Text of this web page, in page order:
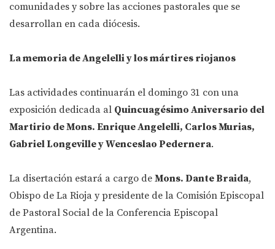
comunidades y sobre las acciones pastorales que se
desarrollan en cada diócesis.
La memoria de Angelelli y los mártires riojanos
Las actividades continuarán el domingo 31 con una
exposición dedicada al Quincuagésimo Aniversario del
Martirio de Mons. Enrique Angelelli, Carlos Murias,
Gabriel Longeville y Wenceslao Pedernera.
La disertación estará a cargo de Mons. Dante Braida,
Obispo de La Rioja y presidente de la Comisión Episcopal
de Pastoral Social de la Conferencia Episcopal
Argentina.